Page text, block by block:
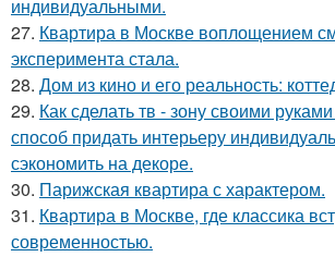
индивидуальными.
27. Квартира в Москве воплощением
эксперимента стала.
28. Дом из кино и его реальность:
29. Как сделать тв - зону своими
способ придать интерьеру
сэкономить на декоре.
30. Парижская квартира с характером.
31. Квартира в Москве, где классика
современностью.